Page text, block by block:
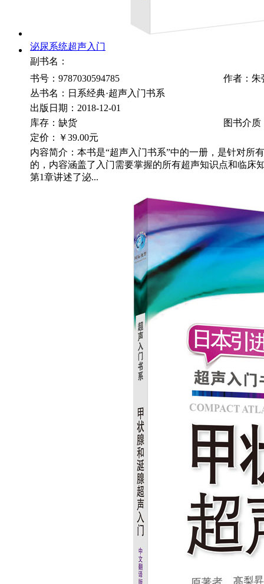
泌尿系统超声入门
副书名：
书号：9787030594785
作者：朱
丛书名：日系经典·超声入门书系
出版日期：2018-12-01
库存：缺货
图书介质
定价：
￥39.00元
内容简介：本书是“超声入门书系”中的一册，是针对所
的，内容涵盖了入门需要掌握的所有超声知识点和临床
第1章讲述了泌...